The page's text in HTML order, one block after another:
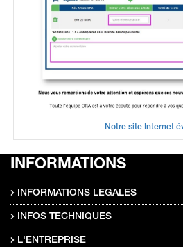
Notre site Internet
INFORMATIONS
INFORMATIONS LEGALES
INFOS TECHNIQUES
L'ENTREPRISE